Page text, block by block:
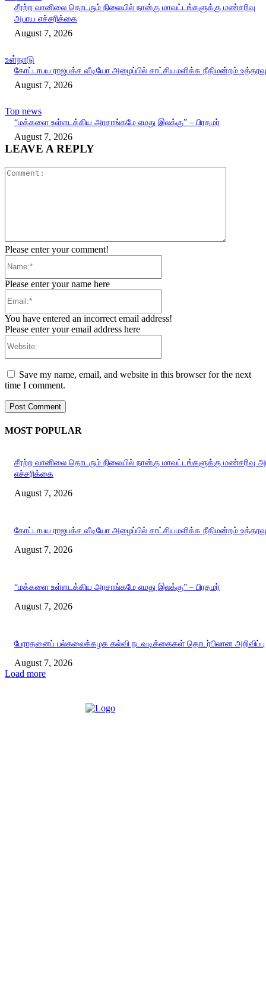
சீரற்ற வானிலை தொடரும் நிலையில் நான்கு மாவட்டங்களுக்கு மண்சரிவு
அபாய எச்சரிக்கை
August 7, 2026
உள்நாடு
கோட்டாபய ராஜபக்ச வீடியோ அழைப்பில் சாட்சியமளிக்க நீதிமன்றம் உத்தரவு
August 7, 2026
Top news
“மக்களை உள்ளடக்கிய அரசாங்கமே எமது இலக்கு” – பிரதமர்
August 7, 2026
LEAVE A REPLY
Please enter your comment!
Please enter your name here
You have entered an incorrect email address!
Please enter your email address here
Save my name, email, and website in this browser for the next
time I comment.
MOST POPULAR
சீரற்ற வானிலை தொடரும் நிலையில் நான்கு மாவட்டங்களுக்கு மண்சரிவு
எச்சரிக்கை
August 7, 2026
கோட்டாபய ராஜபக்ச வீடியோ அழைப்பில் சாட்சியமளிக்க நீதிமன்றம் உத்தரவு
August 7, 2026
“மக்களை உள்ளடக்கிய அரசாங்கமே எமது இலக்கு” – பிரதமர்
August 7, 2026
பேராதனைப் பல்கலைக்கழக கல்வி நடவடிக்கைகள் தொடர்பிலான அறிவிப்பு
August 7, 2026
Load more